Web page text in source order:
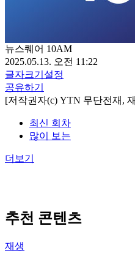
뉴스퀘어 10AM
2025.05.13. 오전 11:22
글자크기설정
공유하기
[저작권자(c) YTN 무단전재,
최신 회차
많이 보는
더보기
추천 콘텐츠
재생